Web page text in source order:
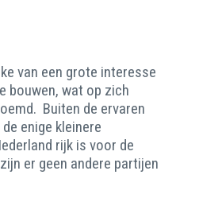
van een grote interesse
bouwen, wat op zich
Buiten de ervaren
enige kleinere
rijk is voor de
er geen andere partijen